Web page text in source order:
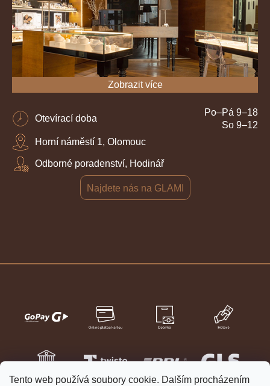
Tento web používá soubory cookie. Dalším procházením
Zobrazit více
Otevírací doba
Po–Pá 9–18
So 9–12
Horní náměstí 1, Olomouc
Odborné poradenství, Hodinář
Najdete nás na GLAMI